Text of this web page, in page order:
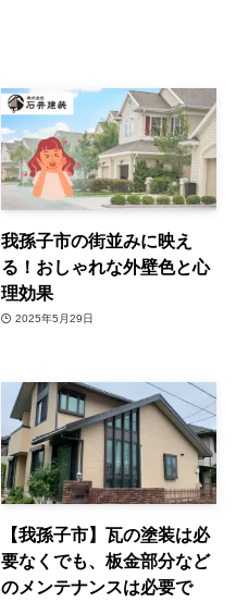
我孫子市の街並みに映え
る！おしゃれな外壁色と心
理効果
2025年5月29日
【我孫子市】瓦の塗装は必
要なくでも、板金部分など
のメンテナンスは必要で